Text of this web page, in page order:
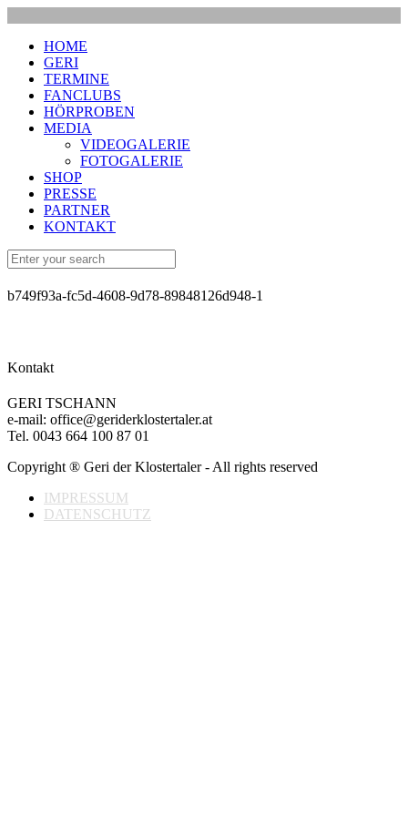
HOME
GERI
TERMINE
FANCLUBS
HÖRPROBEN
MEDIA
VIDEOGALERIE
FOTOGALERIE
SHOP
PRESSE
PARTNER
KONTAKT
b749f93a-fc5d-4608-9d78-89848126d948-1
Kontakt
GERI TSCHANN
e-mail: office@geriderklostertaler.at
Tel. 0043 664 100 87 01
Copyright ® Geri der Klostertaler - All rights reserved
IMPRESSUM
DATENSCHUTZ